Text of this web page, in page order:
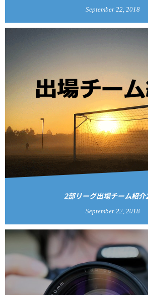
September 22 2018
2部リーグ出場チーム紹介
September 22, 2018